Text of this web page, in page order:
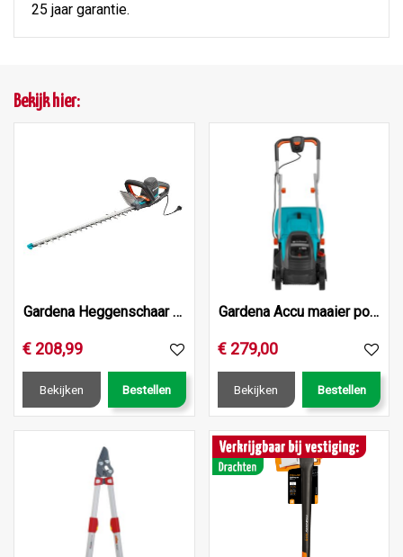
25 jaar garantie.
Bekijk hier:
Gardena Heggenschaar powercut 700/66
€ 208,99
Bekijken Bestellen
Gardena Accu maaier powermax 32/36v p4a set
€ 279,00
Bekijken Bestellen